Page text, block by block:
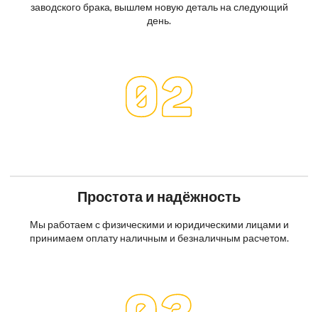
заводского брака, вышлем новую деталь на следующий
день.
Простота и надёжность
Мы работаем с физическими и юридическими лицами и
принимаем оплату наличным и безналичным расчетом.